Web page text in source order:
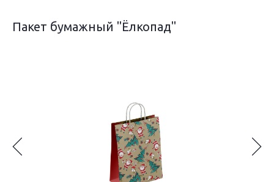
Пакет бумажный "Ёлкопад"